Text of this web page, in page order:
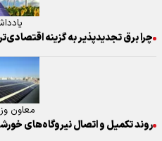
چرا برق تجدیدپذیر به گزینه
معاون
روند تکمیل و اتصال نیروگاه‌های